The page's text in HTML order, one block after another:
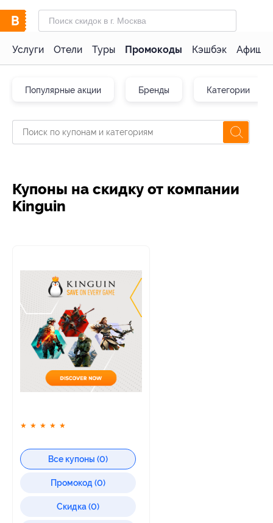
Услуги Отели Туры Промокоды Кэшбэк Афиша
Популярные акции Бренды Категории
Купоны на скидку от компании
Kinguin
★ ★ ★ ★ ★
Все купоны (0)
Промокод (0)
Скидка (0)